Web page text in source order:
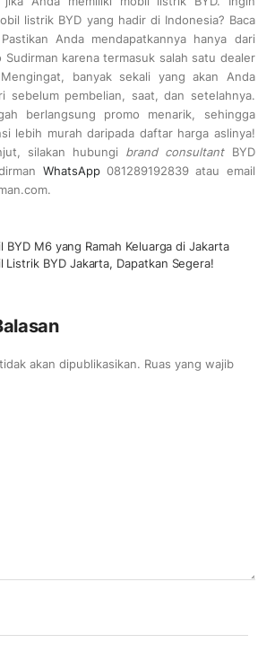
listrik BYD yang hadir di Indonesia? Baca
Pastikan Anda mendapatkannya hanya dari
Sudirman karena termasuk salah satu dealer
banyak sekali yang akan Anda
sebelum pembelian, saat, dan setelahnya.
berlangsung promo menarik, sehingga
lebih murah daripada daftar harga aslinya!
silakan hubungi brand consultantBYD
WhatsApp081289192839 atau email
BYD M6 yang Ramah Keluarga di Jakarta
Listrik BYD Jakarta, Dapatkan Segera!
akan dipublikasikan. Ruas yang wajib